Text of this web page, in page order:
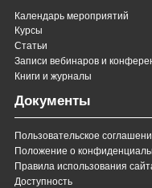
Календарь мероприятий
Курсы
Статьи
Записи вебинаров и
Книги и журналы
Документы
Пользовательское
Положение о
Правила использования
Доступность